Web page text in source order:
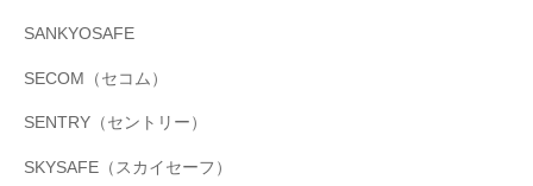
SANKYOSAFE
SECOM（セコム）
SENTRY（セントリー）
SKYSAFE（スカイセーフ）